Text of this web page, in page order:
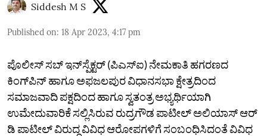
Siddesh M S
Published on: 18 Apr 2023, 4:17 pm
ಪೊಲೀಸ್‌ ಸಬ್‌ ಇನ್‌ಸ್ಪೆಕ್ಟರ್‌ (ಪಿಎಸ್‌ಐ) ನೇಮಕಾತಿ ಹಗರಣದ
ಕಿಂಗ್‌ಪಿನ್‌ ಹಾಗೂ ಅಫಜಲಪುರ ವಿಧಾನಸಭಾ ಕ್ಷೇತ್ರದಿಂದ
ಸಮಾಜವಾದಿ ಪಕ್ಷದಿಂದ ಹಾಗೂ ಸ್ವತಂತ್ರ ಅಭ್ಯರ್ಥಿಯಾಗಿ
ಉಮೇದುವಾರಿಕೆ ಸಲ್ಲಿಸಿರುವ ರುದ್ರಗೌಡ ಪಾಟೀಲ್‌ ಅಲಿಯಾಸ್‌ ಆರ್‌
ಡಿ ಪಾಟೀಲ್‌ ವಿರುದ್ಧ ವಿವಿಧ ಆರೋಪಗಳಿಗೆ ಸಂಬಂಧಿಸಿದಂತೆ ವಿವಿಧ